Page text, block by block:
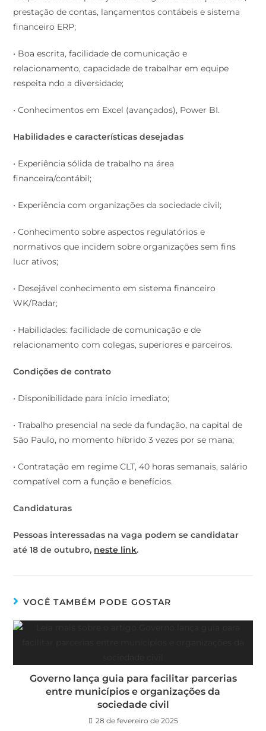
prestação de contas, lançamentos contábeis e sistema
financeiro ERP;
• Boa escrita, facilidade de comunicação e
relacionamento, capacidade de trabalhar em equipe
respeita ndo a diversidade;
• Conhecimentos em Excel (avançados), Power BI.
Habilidades e características desejadas
• Experiência sólida de trabalho na área
financeira/contábil;
• Experiência com organizações da sociedade civil;
• Conhecimento sobre aspectos regulatórios e
normativos que incidem sobre organizações sem fins
lucr ativos;
• Desejável conhecimento em sistema financeiro
WK/Radar;
• Habilidades: facilidade de comunicação e de
relacionamento com colegas, superiores e parceiros.
Condições de contrato
• Disponibilidade para início imediato;
• Trabalho presencial na sede da fundação, na capital de
São Paulo, no momento híbrido 3 vezes por se mana;
• Contratação em regime CLT, 40 horas semanais, salário
compatível com a função e benefícios.
Candidaturas
Pessoas interessadas na vaga podem se candidatar
até 18 de outubro, neste link.
VOCÊ TAMBÉM PODE GOSTAR
Governo lança guia para facilitar parcerias
entre municípios e organizações da
sociedade civil
28 de fevereiro de 2025